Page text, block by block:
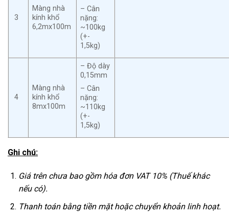
3
Màng nhà
kính khổ
6,2mx100m
– Cân
nặng:
~100kg
(+-
1,5kg)
4
Màng nhà
kính khổ
8mx100m
– Độ dày
0,15mm
– Cân
nặng:
~110kg
(+-
1,5kg)
Ghi chú:
Giá trên chưa bao gồm hóa đơn VAT 10% (Thuế khác
nếu có).
Thanh toán bằng tiền mặt hoặc chuyển khoản linh hoạt.